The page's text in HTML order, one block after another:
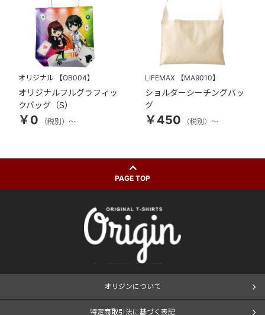
オリジナル 【OB004】
オリジナルフルグラフィッ
クバッグ（S）
￥0 （税別）～
LIFEMAX 【MA9010】
ショルダーシーチングバッ
グ
￥450 （税別）～
PAGE TOP
オリジンについて
特定商取引法に基づく表記